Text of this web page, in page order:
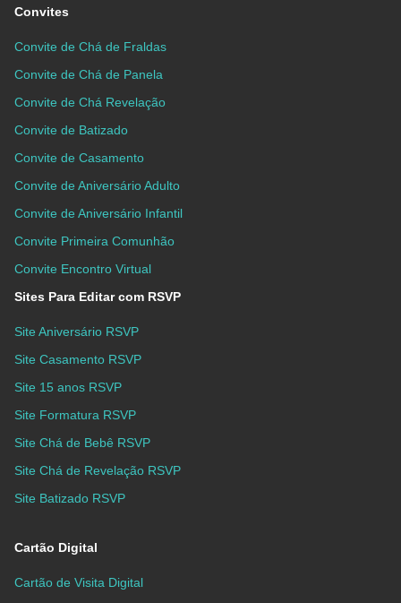
Convites
Convite de Chá de Fraldas
Convite de Chá de Panela
Convite de Chá Revelação
Convite de Batizado
Convite de Casamento
Convite de Aniversário Adulto
Convite de Aniversário Infantil
Convite Primeira Comunhão
Convite Encontro Virtual
Sites Para Editar com RSVP
Site Aniversário RSVP
Site Casamento RSVP
Site 15 anos RSVP
Site Formatura RSVP
Site Chá de Bebê RSVP
Site Chá de Revelação RSVP
Site Batizado RSVP
Cartão Digital
Cartão de Visita Digital